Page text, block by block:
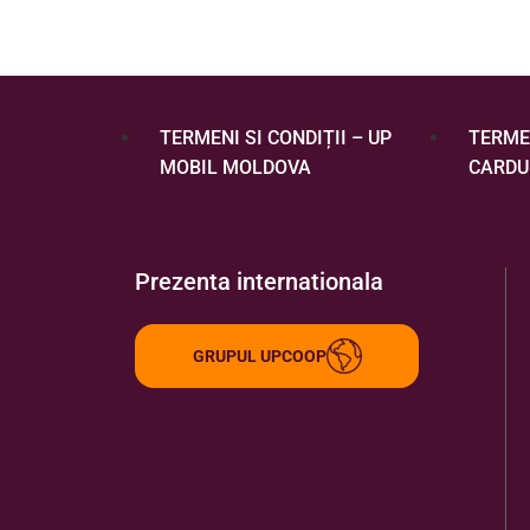
TERMENI SI CONDIȚII – UP
MOBIL MOLDOVA
Prezenta internationala
GRUPUL UPCOOP